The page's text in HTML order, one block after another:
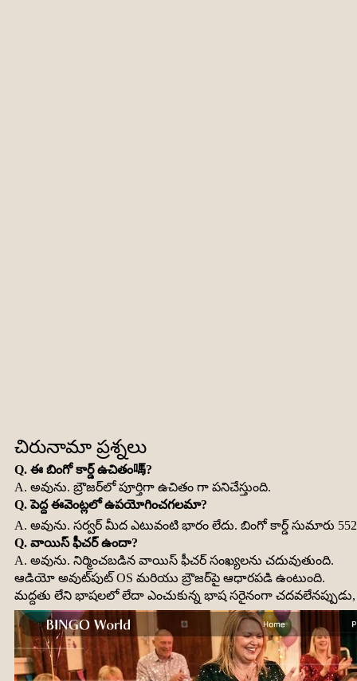
చిరునామా ప్రశ్నలు
Q. ఈ బింగో కార్డ్ ఉచితం嗎?
A. అవును. బ్రౌజర్‌లో పూర్తిగా ఉచితం గా పనిచేస్తుంది.
Q. పెద్ద ఈవెంట్లలో ఉపయోగించగలమా?
A. అవును. సర్వర్ మీద ఎటువంటి భారం లేదు. బింగో కార్డ్ సుమారు
Q. వాయిస్ ఫీచర్ ఉందా?
A. అవును. నిర్మించబడిన వాయిస్ ఫీచర్ సంఖ్యలను చదువుతుంది.
ఆడియో అవుట్‌పుట్ OS మరియు బ్రౌజర్‌పై ఆధారపడి ఉంటుంది.
మద్దతు లేని భాషలలో లేదా ఎంచుకున్న భాష సరైనంగా చదవలేనప్పుడు,